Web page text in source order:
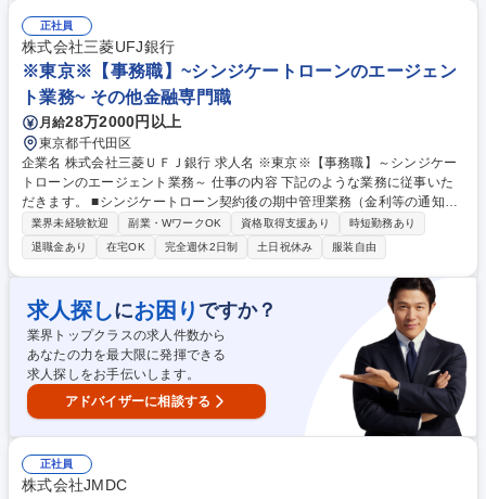
処理、仕訳入力等）、法務（契約書チェック、管理等）における、ＰＣを
使用した各種事務手続きやデータ入力、社内サポート業務全般を担当しま
す。周囲のサポートのもと、できる業務から着実に進めていただけます。
募集職種 【障がい者採用/事務系オープンポジション】ハウス食品Gの専門
商社/未経験可
正社員
株式会社三菱UFJ銀行
※東京※【事務職】~シンジケートローンのエージェン
ト業務~ その他金融専門職
月給28万2000円以上
東京都千代田区
企業名 株式会社三菱ＵＦＪ銀行 求人名 ※東京※【事務職】～シンジケー
トローンのエージェント業務～ 仕事の内容 下記のような業務に従事いた
だきます。 ■シンジケートローン契約後の期中管理業務（金利等の通知書
類作成、返済額や利息等の資金分配、借入実行連絡、借入人からの報告書
類通知） ■上記にかかる契約書の内容確認 ■業務効率化・スマートワーク
推進、業務システムの保守・改修等 【働く環境】 ■残業時間は、10時間前
後/月となっており働きやすい環境です。（繁忙期は除く） ■ペーパーレス
化が進んでおり、チーム交代制での在宅勤務が可能です。※業務に慣れて
いただくまでは出社していただきます。 募集職種 ※東京※【事務職】～
シンジケートローンのエージェント業務～
業界未経験歓迎 副業・WワークOK 資格取得支援あり
時短勤務あり
退職金あり
在宅OK 完全週休2日制 土日祝休み 服装自由
求人探しにお困り ですか？
業界トップクラスの求人件数から
あなたの力を最大限に発揮できる
求人探しをお手伝いします。
アドバイザーに相談する
正社員
株式会社JMDC